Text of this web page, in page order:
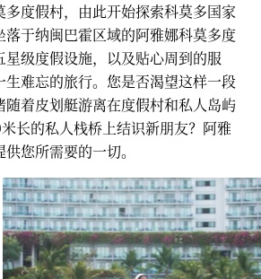
度假村，由此开始探索科莫多国家
于纳闽巴霍区域的阿雅娜科莫多度
级度假设施，以及贴心周到的服
难忘的旅行。您是否渴望这样一段
着皮划艇游离在度假村和私人岛屿
长的私人栈桥上结识新朋友？阿雅
您所需要的一切。